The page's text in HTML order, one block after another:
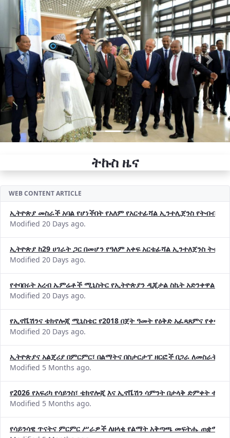
Previous Next
ትኩስ ዜና
WEB CONTENT ARTICLE
ኢትዮጵያ መስራች አባል የሆነችበት የአለም የአርተፊሻል ኢንተሊጀንስ የትብብር
Modified 20 Days ago.
ኢትዮጵያ ከ29 ሀገራት ጋር በመሆን የዓለም አቀፍ አርቴፊሻል ኢንተለጀንስ
Modified 20 Days ago.
የተባበሩት አረብ ኤምሬቶች ሚኒስትር የኢትዮጵያን ዲጂታል ስኬት አድንቀዋል
Modified 20 Days ago.
የኢኖቬሽንና ቴክኖሎጂ ሚኒስቴር የ2018 በጀት ዓመት የዕቅድ አፈጻጸምና
Modified 20 Days ago.
ኢትዮጵያና አልጄሪያ በምርምር፣ በልማትና በስታርታፕ ዘርፎች በጋራ ለመስራት
Modified 5 Months ago.
የ2026 የአፍሪካ የሳይንስ፣ ቴክኖሎጂ እና ኢኖቬሽን ሳምንት በታላቅ ድምቀት
Modified 5 Months ago.
የሳይንሳዊ ጥናትና ምርምር ሥራዎች ለዘላቂ የልማት አቅጣጫ መፍትሔ ጠቋሚ